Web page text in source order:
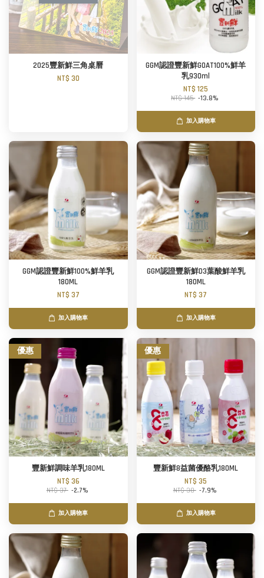
2025豐新鮮三角桌曆
NT$ 30
GGM認證豐新鮮GOAT100%鮮羊
乳930ml
NT$ 125
NT$ 145 -13.8%
加入購物車
GGM認證豐新鮮100%鮮羊乳
180ML
NT$ 37
加入購物車
GGM認證豐新鮮D3葉酸鮮羊乳
180ML
NT$ 37
加入購物車
優惠
豐新鮮調味羊乳180ML
NT$ 36
NT$ 37 -2.7%
加入購物車
優惠
豐新鮮8益菌優酪乳180ML
NT$ 35
NT$ 38 -7.9%
加入購物車